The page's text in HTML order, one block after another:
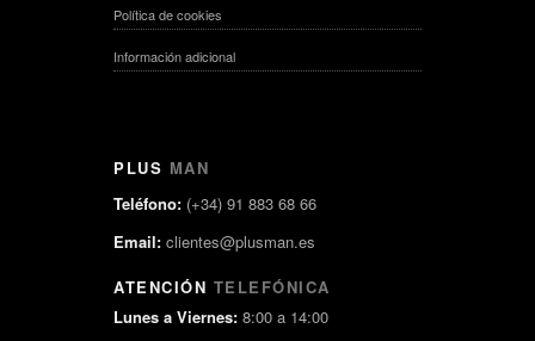
Política de cookies
Información adicional
PLUS MAN
Teléfono: (+34) 91 883 68 66
Email: clientes@plusman.es
ATENCIÓN TELEFÓNICA
Lunes a Viernes: 8:00 a 14:00